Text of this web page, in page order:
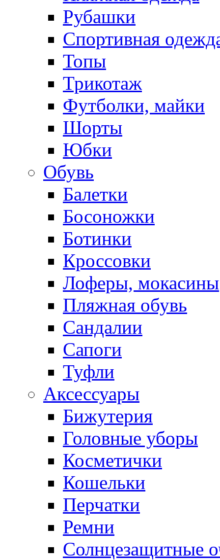
Рубашки
Спортивная
Топы
Трикотаж
Футболки, майки
Шорты
Юбки
Обувь
Балетки
Босоножки
Ботинки
Кроссовки
Лоферы, мокасины
Пляжная обувь
Сандалии
Сапоги
Туфли
Аксессуары
Бижутерия
Головные уборы
Косметички
Кошельки
Перчатки
Ремни
Солнцезащитные